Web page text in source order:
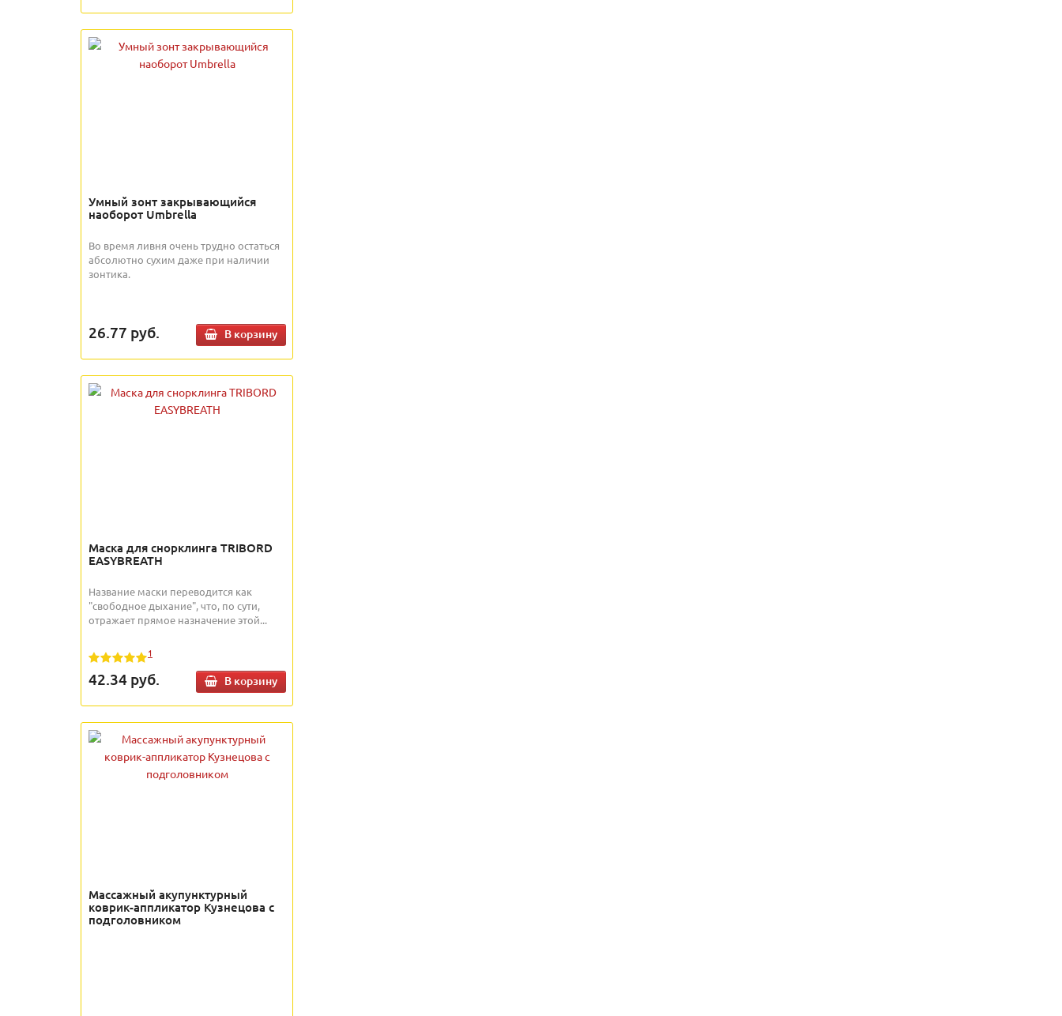
Умный зонт закрывающийся
наоборот Umbrella
Во время ливня очень трудно остаться
абсолютно сухим даже при наличии
зонтика.
26.77 руб. В корзину
Маска для снорклинга TRIBORD
EASYBREATH
Название маски переводится как
"свободное дыхание", что, по сути,
отражает прямое назначение этой...
1
42.34 руб. В корзину
Массажный акупунктурный
коврик-аппликатор Кузнецова с
подголовником